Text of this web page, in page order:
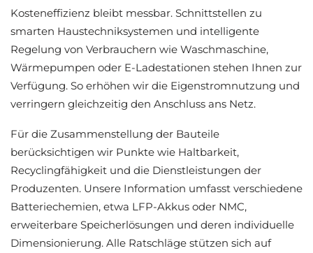
Kosteneffizienz bleibt messbar. Schnittstellen zu
smarten Haustechniksystemen und intelligente
Regelung von Verbrauchern wie Waschmaschine,
Wärmepumpen oder E-Ladestationen stehen Ihnen zur
Verfügung. So erhöhen wir die Eigenstromnutzung und
verringern gleichzeitig den Anschluss ans Netz.
Für die Zusammenstellung der Bauteile
berücksichtigen wir Punkte wie Haltbarkeit,
Recyclingfähigkeit und die Dienstleistungen der
Produzenten. Unsere Information umfasst verschiedene
Batteriechemien, etwa LFP-Akkus oder NMC,
erweiterbare Speicherlösungen und deren individuelle
Dimensionierung. Alle Ratschläge stützen sich auf